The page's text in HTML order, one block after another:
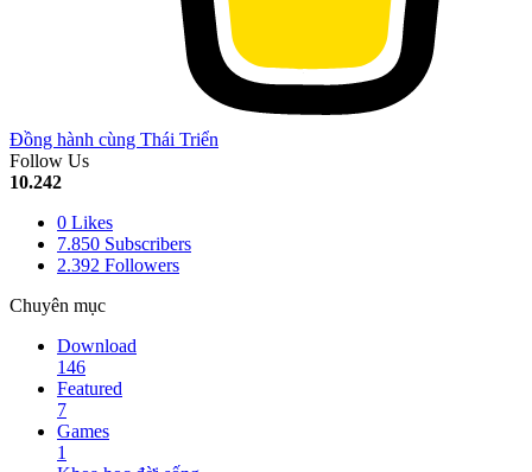
Đồng hành cùng Thái Triển
Follow Us
10.242
0 Likes
7.850 Subscribers
2.392 Followers
Chuyên mục
Download
146
Featured
7
Games
1